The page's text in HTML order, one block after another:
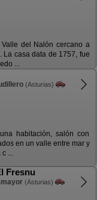
del Nalón cercano a
La casa data de 1757, fue
...
(Asturias)
habitación, salón con
en un valle entre mar y
...
Fresnu
(Asturias)